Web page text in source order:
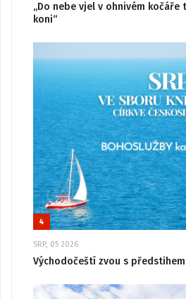
„Do nebe vjel v ohnivém kočáře
koni“
4
SRP, 05 2026
Východočeští zvou s